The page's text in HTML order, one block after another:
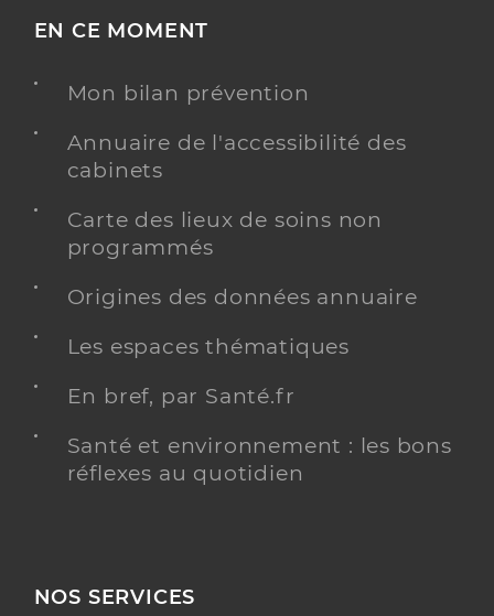
EN CE MOMENT
Mon bilan prévention
Annuaire de l'accessibilité des
cabinets
Carte des lieux de soins non
programmés
Origines des données annuaire
Les espaces thématiques
En bref, par Santé.fr
Santé et environnement : les bons
réflexes au quotidien
NOS SERVICES